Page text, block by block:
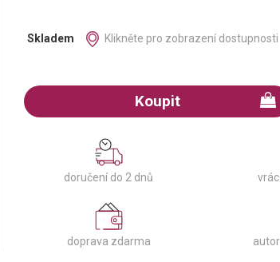
Skladem Klikněte pro zobrazení dostupnosti
Koupit
doručení do 2 dnů
doprava zdarma